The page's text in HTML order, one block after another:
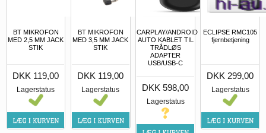
BT MIKROFON
MED 2,5 MM JACK
STIK
DKK 119,00
Lagerstatus
BT MIKROFON
MED 3,5 MM JACK
STIK
DKK 119,00
Lagerstatus
CARPLAY/ANDROID
AUTO KABLET TIL
TRÅDLØS
ADAPTER
USB/USB-C
DKK 598,00
Lagerstatus
ECLIPSE RMC105
fjernbetjening
DKK 299,00
Lagerstatus